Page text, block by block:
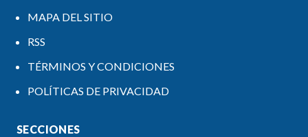
MAPA DEL SITIO
RSS
TÉRMINOS Y CONDICIONES
POLÍTICAS DE PRIVACIDAD
SECCIONES